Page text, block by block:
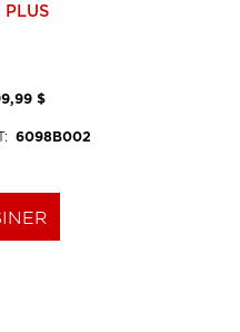
PLUS
$
: 6098B002